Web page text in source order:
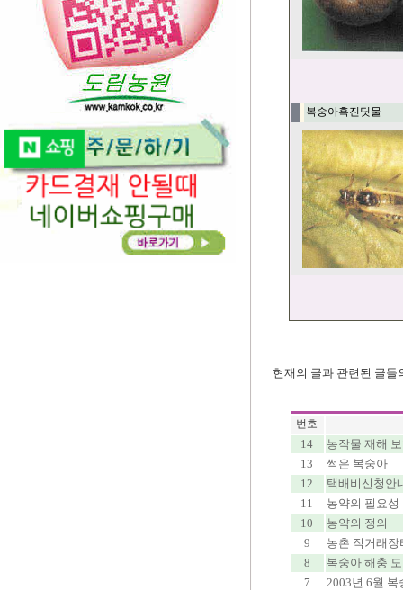
복숭아혹진딧물
현재의 글과 관련된 글들
번호
14
농작물 재해
13
썩은 복숭아
12
택배비신청안
11
농약의 필요성
10
농약의 정의
9
농촌 직거래
8
복숭아 해충
7
2003년 6월 복